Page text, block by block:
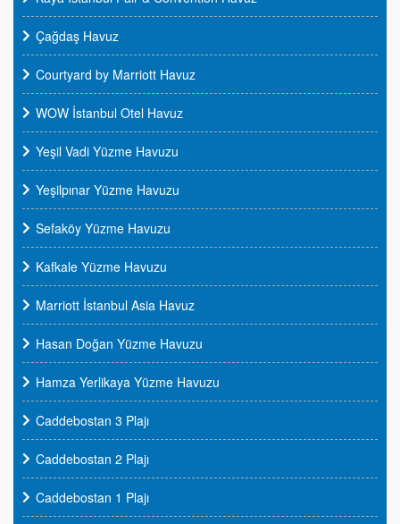
Çağdaş Havuz
Courtyard by Marriott Havuz
WOW İstanbul Otel Havuz
Yeşil Vadi Yüzme Havuzu
Yeşilpınar Yüzme Havuzu
Sefaköy Yüzme Havuzu
Kafkale Yüzme Havuzu
Marriott İstanbul Asia Havuz
Hasan Doğan Yüzme Havuzu
Hamza Yerlikaya Yüzme Havuzu
Caddebostan 3 Plajı
Caddebostan 2 Plajı
Caddebostan 1 Plajı